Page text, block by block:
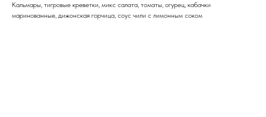
Кальмары, тигровые креветки, микс салата, томаты, огурец, кабачки
маринованные, дижонская горчица, соус чили с лимонным соком